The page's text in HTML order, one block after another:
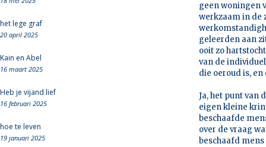
het lege graf
20 april 2025
Kain en Abel
16 maart 2025
Heb je vijand lief
16 februari 2025
hoe te leven
19 januari 2025
geen woningen
werkzaam in de
geleerden aan
ooit zo
van de
die oeroud is,
Ja, het punt van
eigen kleine
beschaafde
over de vraag
beschaafd